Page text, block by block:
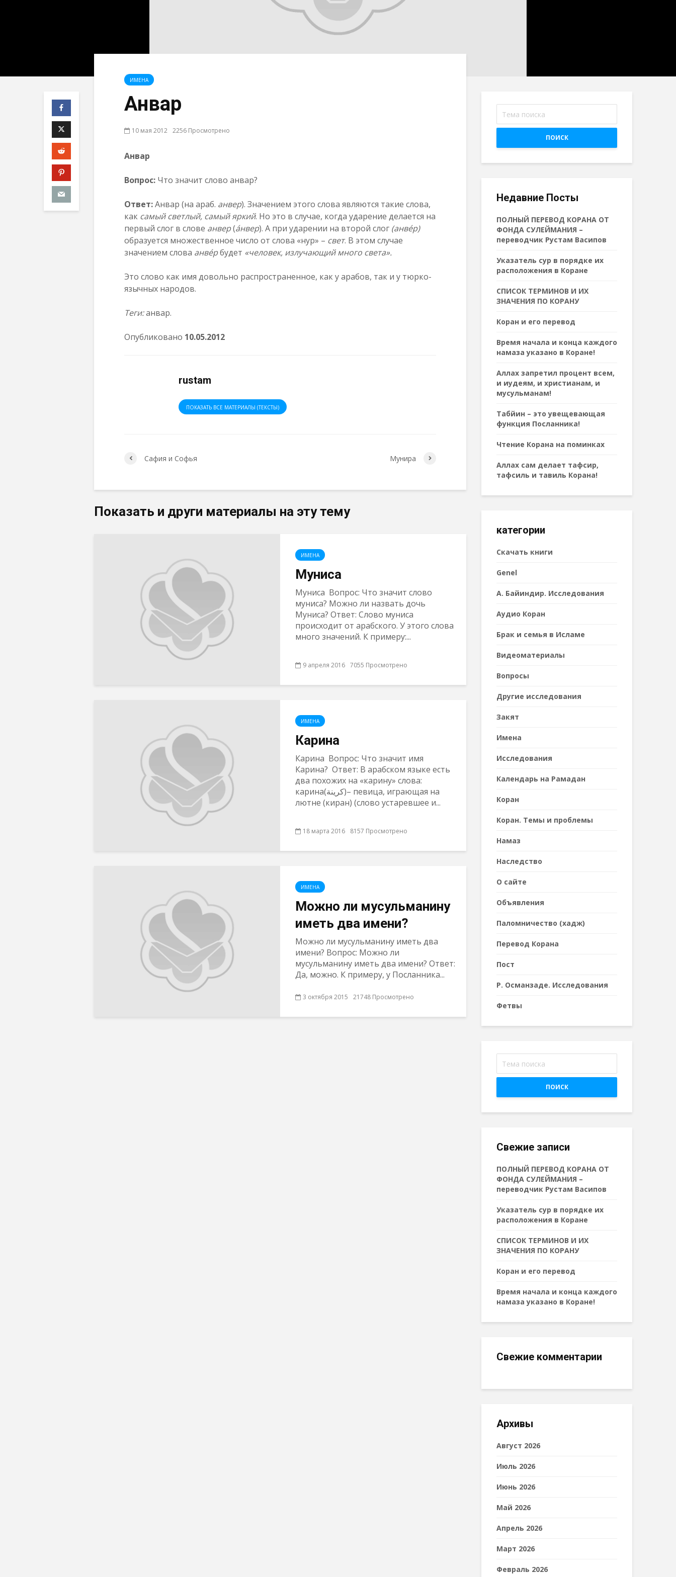
ИМЕНА
Анвар
10 мая 2012 2256 Просмотрено
Анвар
Вопрос: Что значит слово анвар?
Ответ:Анвар (на араб. анвер). Значением этого слова являются такие слова,
как самый светлый, самый яркий. Но это в случае, когда ударение делается на
первый слог в слове анвер(áнвер). А при ударении на второй слог (анвéр)
образуется множественное число от слова «нур» – свет. В этом случае
значением слова анвéрбудет «человек, излучающий много света».
Это слово как имя довольно распространенное, как у арабов, так и у тюрко-
язычных народов.
Теги:анвар.
Опубликовано 10.05.2012
rustam
ПОКАЗАТЬ ВСЕ МАТЕРИАЛЫ (ТЕКСТЫ)
Сафия и Софья Мунира
Показать и други материалы на эту тему
ИМЕНА
Муниса
Муниса Вопрос: Что значит слово
муниса? Можно ли назвать дочь
Муниса? Ответ: Слово муниса
происходит от арабского. У этого слова
много значений. К примеру:...
9 апреля 2016 7055 Просмотрено
ИМЕНА
Карина
Карина Вопрос: Что значит имя
Карина? Ответ: В арабском языке есть
два похожих на «карину» слова:
карина(كرينة)– певица, играющая на
лютне (киран) (слово устаревшее и...
18 марта 2016 8157 Просмотрено
ИМЕНА
Можно ли мусульманину
иметь два имени?
Можно ли мусульманину иметь два
имени? Вопрос: Можно ли
мусульманину иметь два имени? Ответ:
Да, можно. К примеру, у Посланника...
3 октября 2015 21748 Просмотрено
ПОИСК
Недавние Посты
ПОЛНЫЙ ПЕРЕВОД КОРАНА ОТ
ФОНДА СУЛЕЙМАНИЯ –
переводчик Рустам Васипов
Указатель сур в порядке их
расположения в Коране
СПИСОК ТЕРМИНОВ И ИХ
ЗНАЧЕНИЯ ПО КОРАНУ
Коран и его перевод
Время начала и конца каждого
намаза указано в Коране!
Аллах запретил процент всем,
и иудеям, и христианам, и
мусульманам!
Табйин – это увещевающая
функция Посланника!
Чтение Корана на поминках
Аллах сам делает тафсир,
тафсиль и тавиль Корана!
категории
Cкачать книги
Genel
А. Байиндир. Исследования
Аудио Коран
Брак и семья в Исламе
Видеоматериалы
Вопросы
Другие исследования
Закят
Имена
Исследования
Календарь на Рамадан
Коран
Коран. Темы и проблемы
Намаз
Наследствo
О сайте
Объявления
Паломничество (хадж)
Перевод Корана
Пост
Р. Османзаде. Исследования
Фетвы
ПОИСК
Свежие записи
ПОЛНЫЙ ПЕРЕВОД КОРАНА ОТ
ФОНДА СУЛЕЙМАНИЯ –
переводчик Рустам Васипов
Указатель сур в порядке их
расположения в Коране
СПИСОК ТЕРМИНОВ И ИХ
ЗНАЧЕНИЯ ПО КОРАНУ
Коран и его перевод
Время начала и конца каждого
намаза указано в Коране!
Свежие комментарии
Архивы
Август 2026
Июль 2026
Июнь 2026
Май 2026
Апрель 2026
Март 2026
Февраль 2026